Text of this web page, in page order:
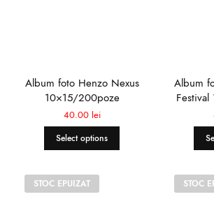
Album foto Henzo Nexus
10×15/200poze
40.00 lei
Select options
Album
STOC EPUIZAT STOC